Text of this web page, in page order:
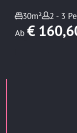
30m²
2 - 3
Ab €